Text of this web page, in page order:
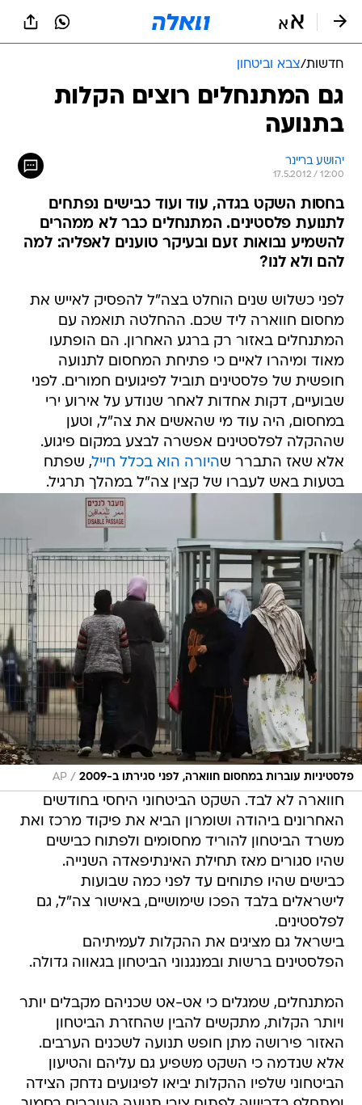
חדשות/צבא וביטחון
גם המתנחלים רוצים הקלות
בתנועה
יהושע בריינר
17.5.2012 / 12:00
בחסות השקט בגדה, עוד ועוד כבישים נפתחים
לתנועת פלסטינים. המתנחלים כבר לא ממהרים
להשמיע נבואות זעם ובעיקר טוענים לאפליה: למה
להם ולא לנו?
לפני כשלוש שנים הוחלט בצה"ל להפסיק לאייש את
מחסום חווארה ליד שכם. ההחלטה תואמה עם
המתנחלים באזור רק ברגע האחרון. הם הופתעו
מאוד ומיהרו לאיים כי פתיחת המחסום לתנועה
חופשית של פלסטינים תוביל לפיגועים חמורים. לפני
שבועיים, דקות אחדות לאחר שנודע על אירוע ירי
במחסום, היה עוד מי שהאשים את צה"ל, וטען
שההקלה לפלסטינים אפשרה לבצע במקום פיגוע.
אלא שאז התברר שהיורה הוא בכלל חייל, שפתח
בטעות באש לעברו של קצין צה"ל במהלך תרגיל.
פלסטיניות עוברות במחסום חווארה, לפני סגירתו ב-2009 /
AP
חווארה לא לבד. השקט הביטחוני היחסי בחודשים
האחרונים ביהודה ושומרון הביא את פיקוד מרכז ואת
משרד הביטחון להוריד מחסומים ולפתוח כבישים
שהיו סגורים מאז תחילת האינתיפאדה השנייה.
כבישים שהיו פתוחים עד לפני כמה שבועות
לישראלים בלבד הפכו שימושיים, באישור צה"ל, גם
לפלסטינים.
בישראל גם מציגים את ההקלות לעמיתיהם
הפלסטינים ברשות ובמנגנוני הביטחון בגאווה גדולה.
המתנחלים, שמגלים כי אט-אט שכניהם מקבלים יותר
ויותר הקלות, מתקשים להבין שהחזרת הביטחון
האזור פירושה מתן חופש תנועה לשכנים הערבים.
אלא שנדמה כי השקט משפיע גם עליהם והטיעון
הביטחוני שלפיו ההקלות יביאו לפיגועים נדחק הצידה